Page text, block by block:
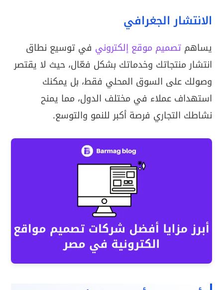
الانتشار الجغرافي
يساهمتصميم موقع إلكتروني في توسيع نطاق
انتشار منتجاتك وخدماتك بشكل فعّال، حيث لا يقتصر
وصولك على السوق المحلي فقط، بل يمكنك
استهداف عملاء في مختلف الدول، مما يمنح
نشاطك التجاري فرصة أكبر للنمو والتوسع.